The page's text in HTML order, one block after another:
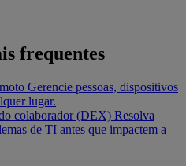
frequentes
Gerencie pessoas, dispositivos
lugar.
colaborador (DEX) Resolva
de TI antes que impactem a